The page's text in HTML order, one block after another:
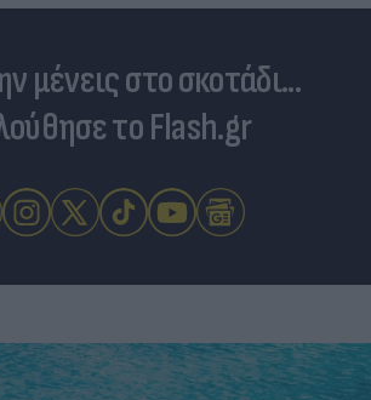
μένεις στο σκοτάδι...
το Flash.gr